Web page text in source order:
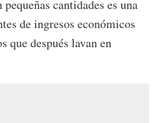
cantidades es una
de ingresos económicos
que después lavan en